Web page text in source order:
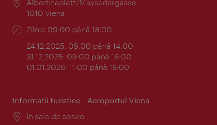
Locul:
Albertinaplatz/Maysedergasse
1010 Viena
Program:
Zilnic 09:00 până 18:00
24.12.2025: 09:00 până 14:00
31.12.2025: 09:00 până 16:00
01.01.2026: 11:00 până 18:00
Informaţii turistice - Aeroportul Viena
Locul:
în sala de sosire